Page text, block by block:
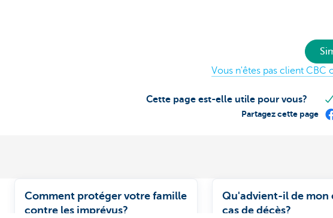
Vous n'êtes pas client CBC
Cette page est-elle utile pour vous?
Partagez cette page
Comment protéger votre famille
contre les imprévus?
Qu'advient-il de mon
cas de décès?